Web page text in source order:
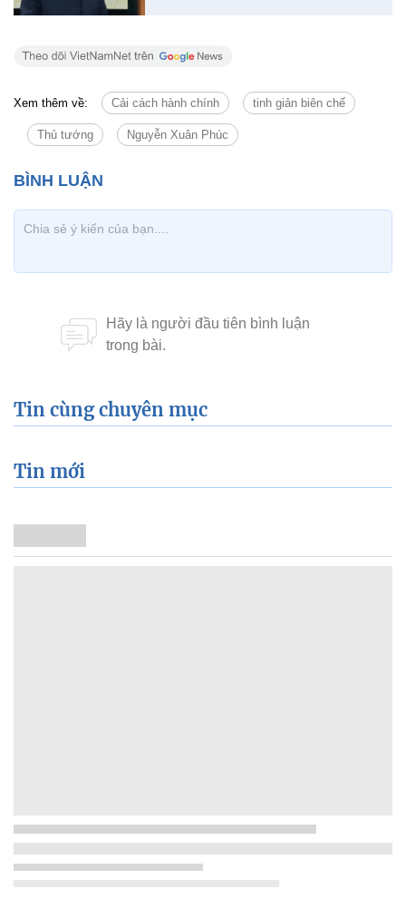
Xem thêm về: Cải cách hành chính tinh giản biên chế
Thủ tướng Nguyễn Xuân Phúc
Tin cùng chuyên mục
Tin mới